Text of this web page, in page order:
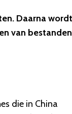
Daarna
van
die in China